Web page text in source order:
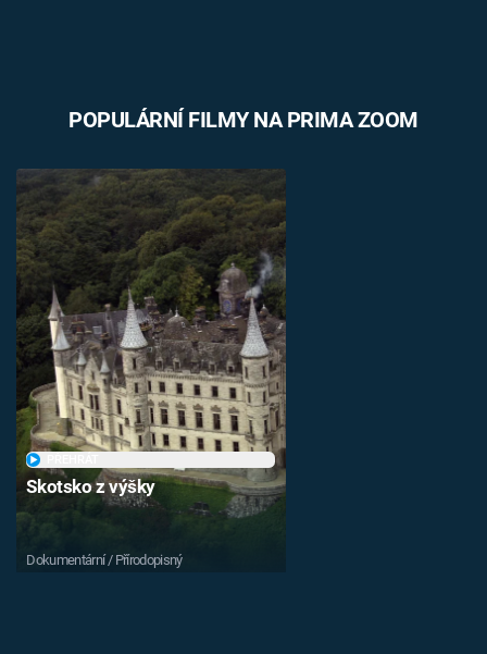
POPULÁRNÍ FILMY NA PRIMA ZOOM
Skotsko z výšky
Dokumentární / Přírodopisný